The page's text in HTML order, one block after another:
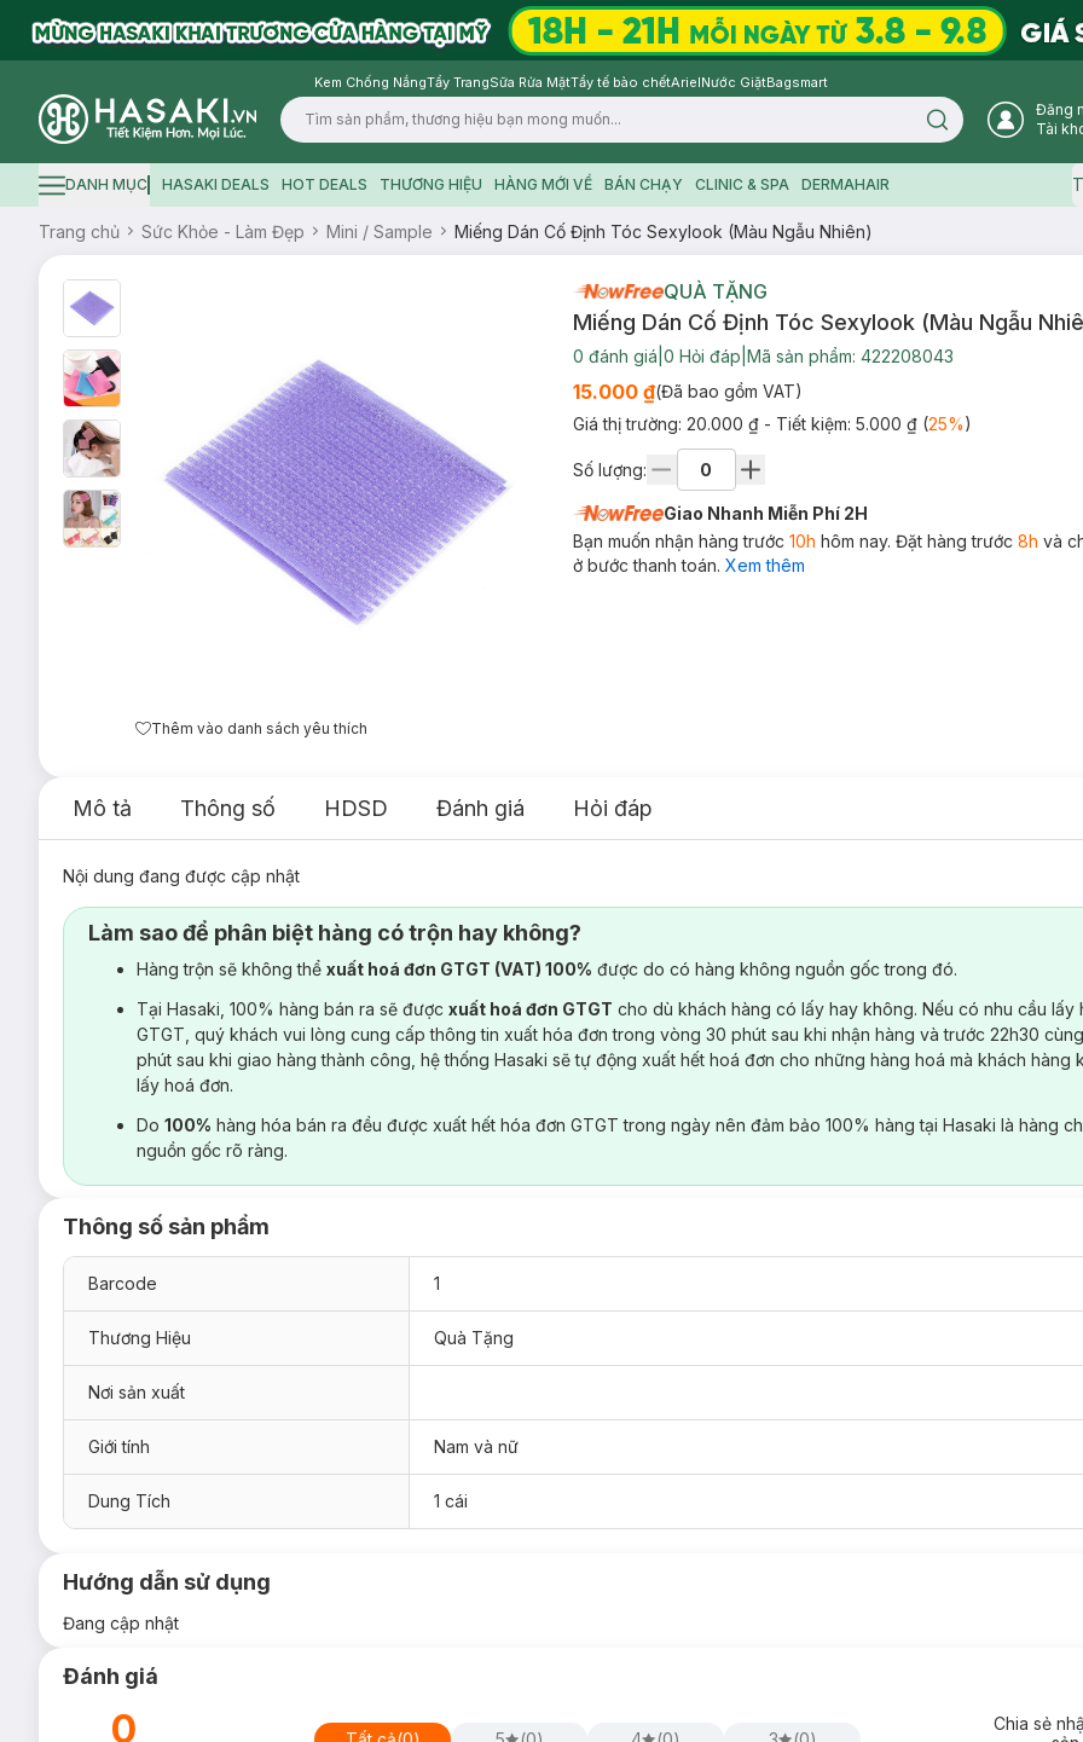
Kem Chống NắngTẩy TrangSữa Rửa MặtTẩy tế bào chếtArielNước GiặtBagsmart
Logo
Search icon
Đăng
Tài
Hamburger icon
DANH MỤC HASAKI DEALS HOT DEALS THƯƠNG HIỆU HÀNG MỚI VỀ BÁN CHẠY CLINIC & SPA DERMAHAIR
Trang chủ Sức Khỏe - Làm Đẹp Mini / Sample Miếng Dán Cố Định Tóc Sexylook (Màu Ngẫu Nhiên)
Thêm vào danh sách yêu thích
QUÀ TẶNG
Miếng Dán Cố Định Tóc Sexylook (Màu Ngẫu
0 đánh giá 0 Hỏi đáp Mã sản phẩm: 422208043
15.000 ₫(Đã bao gồm VAT)
Giá thị trường: 20.000 ₫ - Tiết kiệm: 5.000 ₫(25%)
Số lượng:
Giao Nhanh Miễn Phí 2H
Bạn muốn nhận hàng trước 10h hôm nay. Đặt hàng trước 8h và
ở bước thanh toán. Xem thêm
Mô tả Thông số HDSD Đánh giá Hỏi đáp
Nội dung đang được cập nhật
Làm sao để phân biệt hàng có trộn hay không?
Hàng trộn sẽ không thể xuất hoá đơn GTGT (VAT) 100% được do có hàng không nguồn gốc trong đó.
Tại Hasaki, 100% hàng bán ra sẽ được xuất hoá đơn GTGT cho dù khách hàng có lấy hay không. Nếu có nhu cầu lấy
GTGT, quý khách vui lòng cung cấp thông tin xuất hóa đơn trong vòng 30 phút sau khi nhận hàng và trước 22h30
phút sau khi giao hàng thành công, hệ thống Hasaki sẽ tự động xuất hết hoá đơn cho những hàng hoá mà khách hàng
lấy hoá đơn.
Do 100% hàng hóa bán ra đều được xuất hết hóa đơn GTGT trong ngày nên đảm bảo 100% hàng tại Hasaki là hàng
nguồn gốc rõ ràng.
Thông số sản phẩm
Barcode 1
Thương Hiệu Quà Tặng
Nơi sản xuất
Giới tính Nam và nữ
Dung Tích 1 cái
Hướng dẫn sử dụng
Đang cập nhật
Đánh giá
0
Chia sẻ